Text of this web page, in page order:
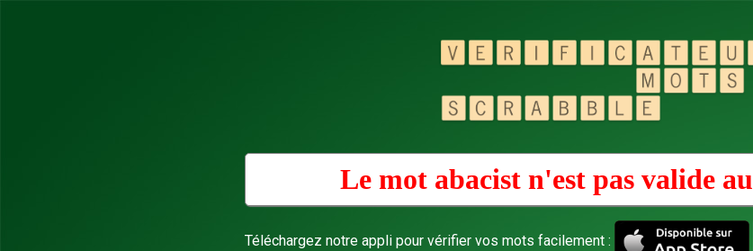
Le mot abacist n'est pas valide au
Téléchargez notre appli pour vérifier vos mots facilement :